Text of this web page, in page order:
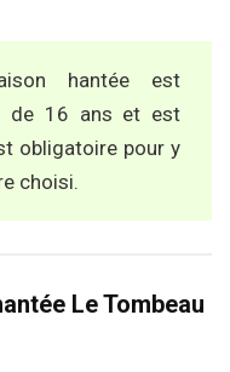
hantée est
de 16 ans et est
obligatoire pour y
choisi.
Le Tombeau